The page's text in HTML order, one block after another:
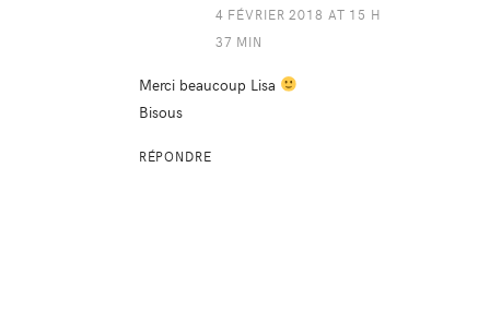
4 FÉVRIER 2018 AT 15 H
37 MIN
Merci beaucoup Lisa
Bisous
RÉPONDRE